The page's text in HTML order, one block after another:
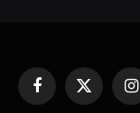
Facebook
X